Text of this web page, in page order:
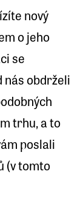
nový
o jeho
se
nás obdrželi
trhu, a to
poslali
(v tomto